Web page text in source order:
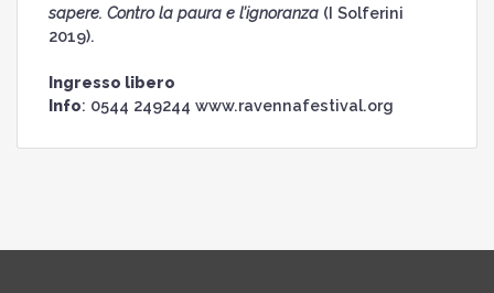
sapere. Contro la paura e l’ignoranza(I Solferini
2019).
Ingresso libero
Info: 0544 249244 www.ravennafestival.org